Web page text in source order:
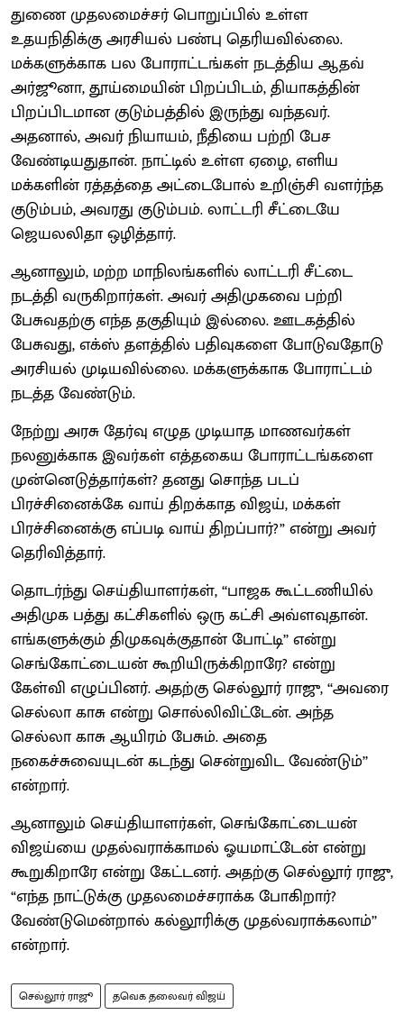
துணை முதலமைச்சர் பொறுப்பில் உள்ள
உதயநிதிக்கு அரசியல் பண்பு தெரியவில்லை.
மக்களுக்காக பல போராட்டங்கள் நடத்திய ஆதவ்
அர்ஜூனா, தூய்மையின் பிறப்பிடம், தியாகத்தின்
பிறப்பிடமான குடும்பத்தில் இருந்து வந்தவர்.
அதனால், அவர் நியாயம், நீதியை பற்றி பேச
வேண்டியதுதான். நாட்டில் உள்ள ஏழை, எளிய
மக்களின் ரத்தத்தை அட்டைபோல் உறிஞ்சி வளர்ந்த
குடும்பம், அவரது குடும்பம். லாட்டரி சீட்டையே
ஜெயலலிதா ஒழித்தார்.
ஆனாலும், மற்ற மாநிலங்களில் லாட்டரி சீட்டை
நடத்தி வருகிறார்கள். அவர் அதிமுகவை பற்றி
பேசுவதற்கு எந்த தகுதியும் இல்லை. ஊடகத்தில்
பேசுவது, எக்ஸ் தளத்தில் பதிவுகளை போடுவதோடு
அரசியல் முடியவில்லை. மக்களுக்காக போராட்டம்
நடத்த வேண்டும்.
நேற்று அரசு தேர்வு எழுத முடியாத மாணவர்கள்
நலனுக்காக இவர்கள் எத்தகைய போராட்டங்களை
முன்னெடுத்தார்கள்? தனது சொந்த படப்
பிரச்சினைக்கே வாய் திறக்காத விஜய், மக்கள்
பிரச்சினைக்கு எப்படி வாய் திறப்பார்?” என்று அவர்
தெரிவித்தார்.
தொடர்ந்து செய்தியாளர்கள், ‘‘பாஜக கூட்டணியில்
அதிமுக பத்து கட்சிகளில் ஒரு கட்சி அவ்ளவுதான்.
எங்களுக்கும் திமுகவுக்குதான் போட்டி’’ என்று
செங்கோட்டையன் கூறியிருக்கிறாரே? என்று
கேள்வி எழுப்பினர். அதற்கு செல்லூர் ராஜு, ‘‘அவரை
செல்லா காசு என்று சொல்லிவிட்டேன். அந்த
செல்லா காசு ஆயிரம் பேசும். அதை
நகைச்சுவையுடன் கடந்து சென்றுவிட வேண்டும்’’
என்றார்.
ஆனாலும் செய்தியாளர்கள், செங்கோட்டையன்
விஜய்யை முதல்வராக்காமல் ஓயமாட்டேன் என்று
கூறுகிறாரே என்று கேட்டனர். அதற்கு செல்லூர் ராஜு,
“எந்த நாட்டுக்கு முதலமைச்சராக்க போகிறார்?
வேண்டுமென்றால் கல்லூரிக்கு முதல்வராக்கலாம்’’
என்றார்.
செல்லூர் ராஜூ தவெக தலைவர் விஜய்